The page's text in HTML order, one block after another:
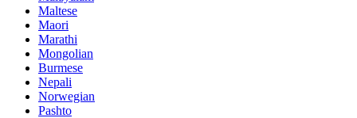
Maltese
Maori
Marathi
Mongolian
Burmese
Nepali
Norwegian
Pashto